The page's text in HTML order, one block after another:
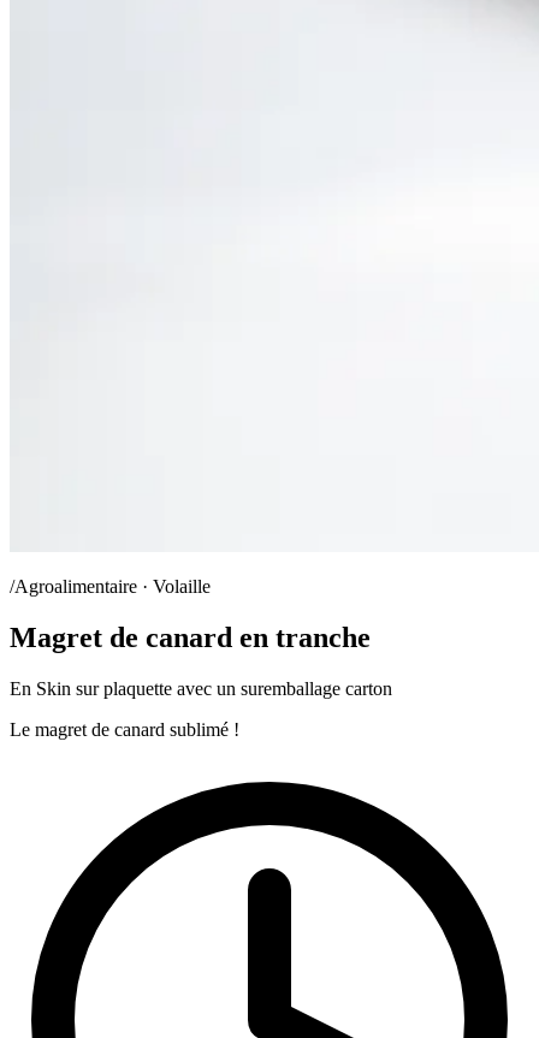
/Agroalimentaire · Volaille
Magret de canard en tranche
En Skin sur plaquette avec un suremballage carton
Le magret de canard sublimé !